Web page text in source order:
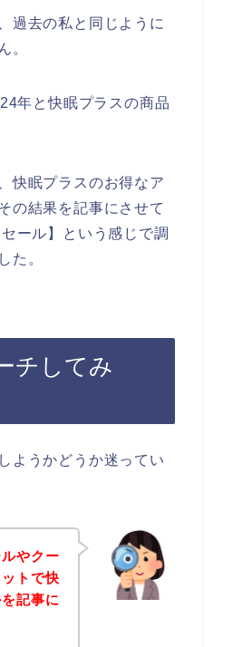
過去の私と同じように
。
年と快眠プラスの商品
快眠プラスのお得なア
の結果を記事にさせて
ール】という感じで調
た。
チしてみ
ようかどうか迷ってい
やクー
トで快
記事に